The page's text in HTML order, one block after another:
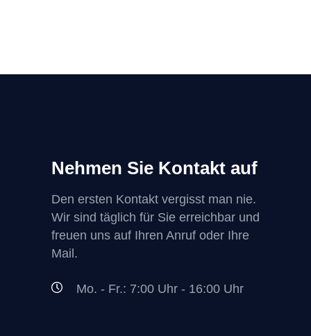
Nehmen Sie Kontakt auf
Den ersten Kontakt vergisst man nie.
Wir sind täglich für Sie erreichbar und
freuen uns auf Ihren Anruf oder Ihre
Mail.
Mo. - Fr.: 7:00 Uhr - 16:00 Uhr